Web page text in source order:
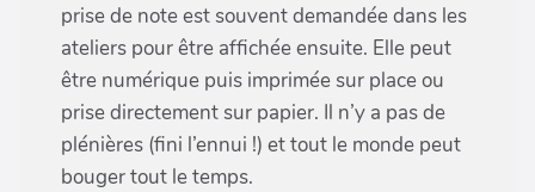
prise de note est souvent demandée dans les
ateliers pour être affichée ensuite. Elle peut
être numérique puis imprimée sur place ou
prise directement sur papier. Il n’y a pas de
plénières (fini l’ennui !) et tout le monde peut
bouger tout le temps.